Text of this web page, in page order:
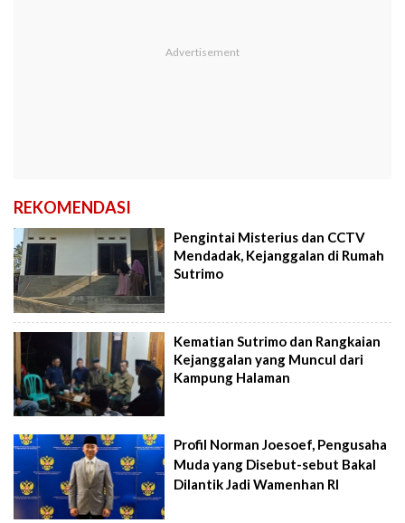
REKOMENDASI
Pengintai Misterius dan CCTV
Mendadak, Kejanggalan di Rumah
Sutrimo
Kematian Sutrimo dan Rangkaian
Kejanggalan yang Muncul dari
Kampung Halaman
Profil Norman Joesoef, Pengusaha
Muda yang Disebut-sebut Bakal
Dilantik Jadi Wamenhan RI